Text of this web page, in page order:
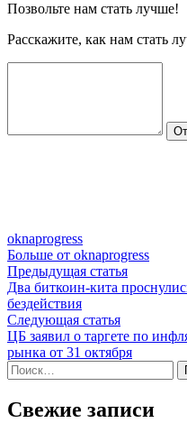
Позвольте нам стать лучше!
Расскажите, как нам стать
oknaprogress
Больше от oknaprogress
Навигация
по
записям
Предыдущая статья
статья:
Два биткоин-кита
бездействия
Следующая статьяСледующая
статья:
ЦБ заявил о таргете по
рынка от 31 октября
Найти:
Свежие записи